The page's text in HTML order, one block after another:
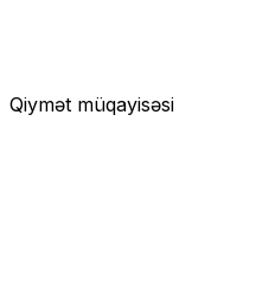
Qiymət müqayisəsi